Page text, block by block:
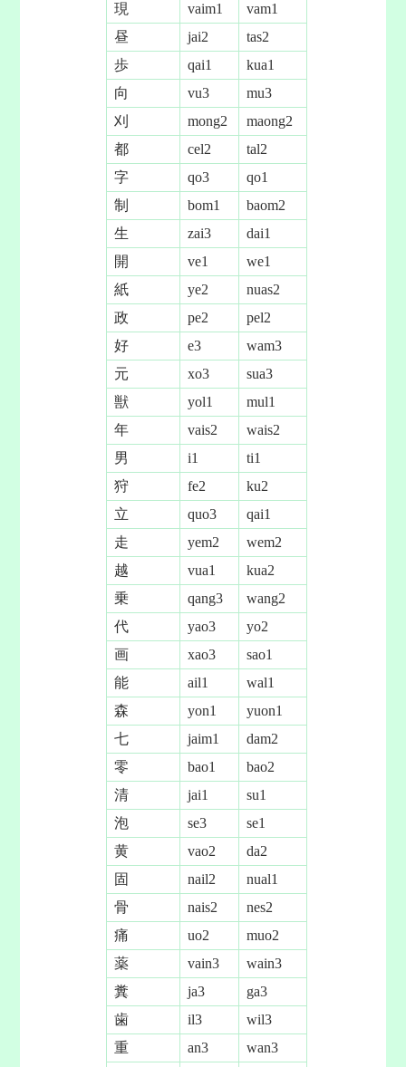
現
vaim1
vam1
昼
jai2
tas2
歩
qai1
kua1
向
vu3
mu3
刈
mong2
maong2
都
cel2
tal2
字
qo3
qo1
制
bom1
baom2
生
zai3
dai1
開
ve1
we1
紙
ye2
nuas2
政
pe2
pel2
好
e3
wam3
元
xo3
sua3
獣
yol1
mul1
年
vais2
wais2
男
i1
ti1
狩
fe2
ku2
立
quo3
qai1
走
yem2
wem2
越
vua1
kua2
乗
qang3
wang2
代
yao3
yo2
画
xao3
sao1
能
ail1
wal1
森
yon1
yuon1
七
jaim1
dam2
零
bao1
bao2
清
jai1
su1
泡
se3
se1
黄
vao2
da2
固
nail2
nual1
骨
nais2
nes2
痛
uo2
muo2
薬
vain3
wain3
糞
ja3
ga3
歯
il3
wil3
重
an3
wan3